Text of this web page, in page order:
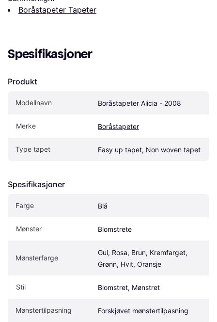
Boråstapeter Tapeter
Spesifikasjoner
Produkt
Modellnavn Boråstapeter Alicia - 2008
Merke Boråstapeter
Type tapet Easy up tapet, Non woven tapet
Spesifikasjoner
Farge Blå
Mønster Blomstrete
Mønsterfarge
Gul, Rosa, Brun, Kremfarget,
Grønn, Hvit, Oransje
Stil Blomstret, Mønstret
Mønstertilpasning Forskjøvet mønstertilpasning